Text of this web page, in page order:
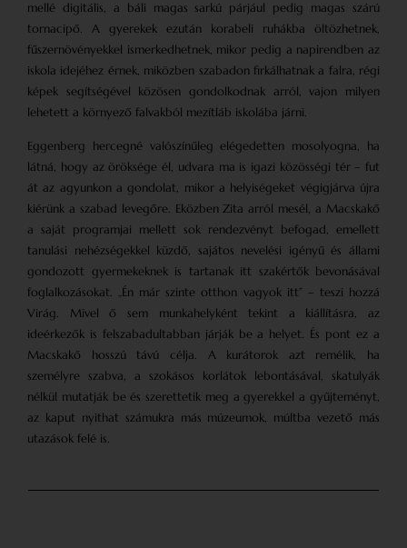
mellé digitális, a báli magas sarkú párjául pedig magas szárú
tornacipő. A gyerekek ezután korabeli ruhákba öltözhetnek,
fűszernövényekkel ismerkedhetnek, mikor pedig a napirendben az
iskola idejéhez érnek, miközben szabadon firkálhatnak a falra, régi
képek segítségével közösen gondolkodnak arról, vajon milyen
lehetett a környező falvakból mezítláb iskolába járni.
Eggenberg hercegné valószínűleg elégedetten mosolyogna, ha
látná, hogy az öröksége él, udvara ma is igazi közösségi tér – fut
át az agyunkon a gondolat, mikor a helyiségeket végigjárva újra
kiérünk a szabad levegőre. Eközben Zita arról mesél, a Macskakő
a saját programjai mellett sok rendezvényt befogad, emellett
tanulási nehézségekkel küzdő, sajátos nevelési igényű és állami
gondozott gyermekeknek is tartanak itt szakértők bevonásával
foglalkozásokat. „Én már szinte otthon vagyok itt” – teszi hozzá
Virág. Mivel ő sem munkahelyként tekint a kiállításra, az
ideérkezők is felszabadultabban járják be a helyet. És pont ez a
Macskakő hosszú távú célja. A kurátorok azt remélik, ha
személyre szabva, a szokásos korlátok lebontásával, skatulyák
nélkül mutatják be és szerettetik meg a gyerekkel a gyűjteményt,
az kaput nyithat számukra más múzeumok, múltba vezető más
utazások felé is.